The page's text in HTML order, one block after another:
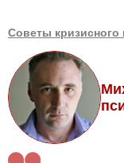
Советы кризисного